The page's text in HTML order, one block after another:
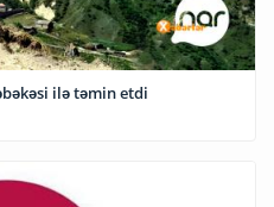
ilə təmin etdi